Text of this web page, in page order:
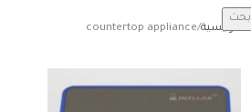
بحث
الرئيسية countertop appliance